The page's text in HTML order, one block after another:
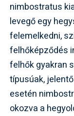
nimbostratus
levegő egy
felemelkedni,
felhőképződés
felhők gyakran
típusúak,
esetén
okozva a